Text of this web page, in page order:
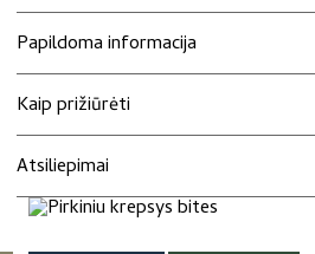
Papildoma informacija
Kaip prižiūrėti
Atsiliepimai